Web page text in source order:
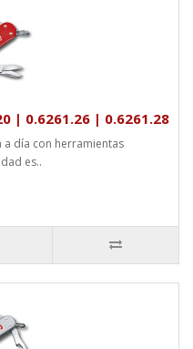
| 0.6261.26 | 0.6261.28
día con herramientas
es..